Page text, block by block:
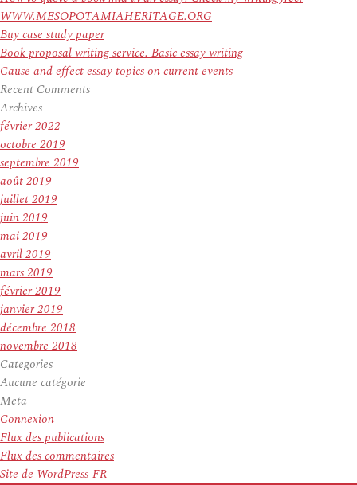
WWW.MESOPOTAMIAHERITAGE.ORG
Buy case study paper
Book proposal writing service. Basic essay writing
Cause and effect essay topics on current events
Recent Comments
Archives
février 2022
octobre 2019
septembre 2019
août 2019
juillet 2019
juin 2019
mai 2019
avril 2019
mars 2019
février 2019
janvier 2019
décembre 2018
novembre 2018
Categories
Aucune catégorie
Meta
Connexion
Flux des publications
Flux des commentaires
Site de WordPress-FR